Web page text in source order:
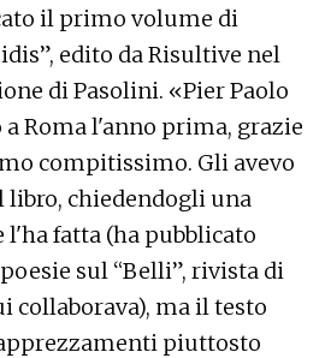
il primo volume di
edito da Risultive nel
di Pasolini. «Pier Paolo
Roma l'anno prima, grazie
compitissimo. Gli avevo
libro, chiedendogli una
l'ha fatta (ha pubblicato
sul “Belli”, rivista di
collaborava), ma il testo
piuttosto